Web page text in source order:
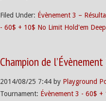
Filed Under: Évènement 3 –
- 60$ + 10$ No Limit Hold'em
Champion de
2014/08/25 7:44 by Playground
Tournament: Évènement 3 - 60$ +